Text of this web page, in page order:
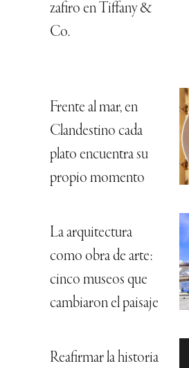
zafiro en Tiffany &
Co.
Frente al mar, en
Clandestino cada
plato encuentra su
propio momento
La arquitectura
como obra de arte:
cinco museos que
cambiaron el paisaje
Reafirmar la historia